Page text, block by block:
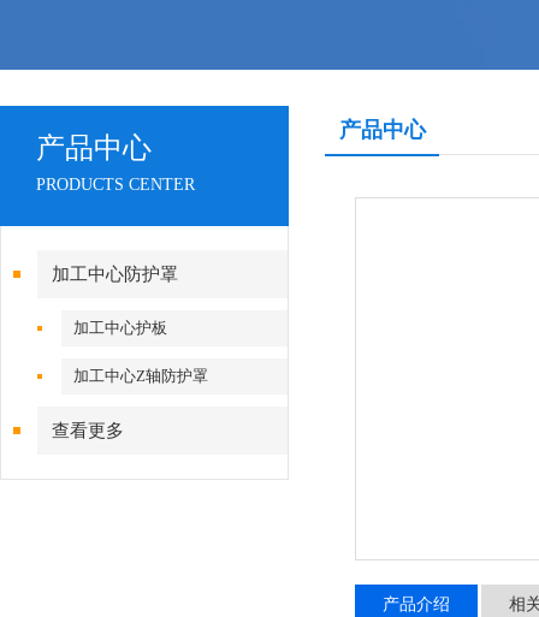
产品中心
PRODUCTS CENTER
加工中心防护罩
加工中心护板
加工中心Z轴防护罩
查看更多
产品中心
产品介绍 相